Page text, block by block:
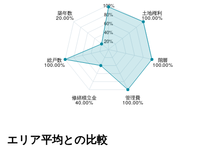
100%
築年数
20.00%
総戸数
100.00%
修繕積立金
40.00%
管理費
100.00%
階層
100.00%
土地権利
100.00%
80%
60%
40%
20%
エリア平均との比較